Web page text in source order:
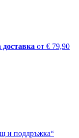
от € 79,90
и поддръжка“